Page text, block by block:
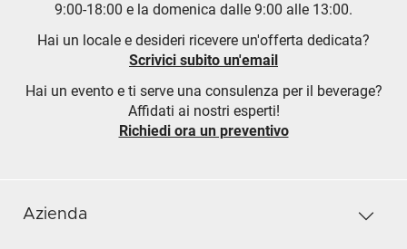
9:00-18:00 e la domenica dalle 9:00 alle 13:00.
Hai un locale e desideri ricevere un'offerta dedicata?
Scrivici subito un'email
Hai un evento e ti serve una consulenza per il beverage?
Affidati ai nostri esperti!
Richiedi ora un preventivo
Azienda